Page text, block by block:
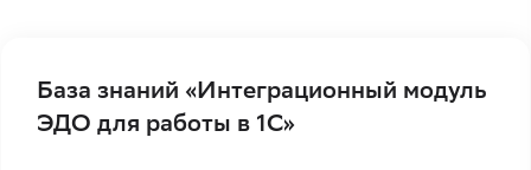
База знаний «Интеграционный модуль
ЭДО для работы в 1С»